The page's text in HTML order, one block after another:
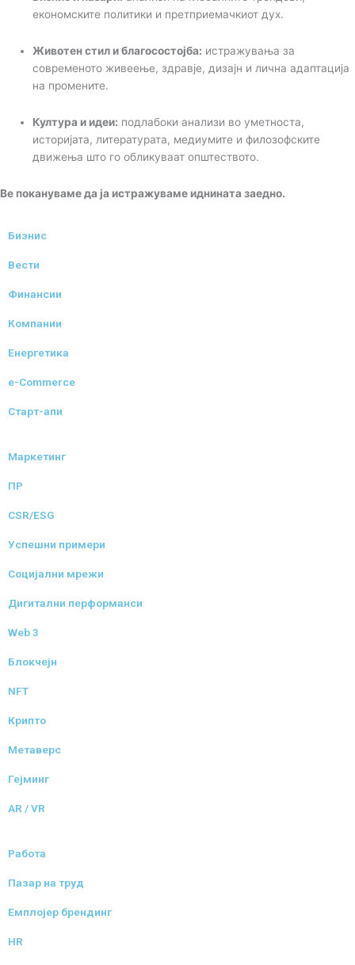
економските политики и претприемачкиот дух.
Животен стил и благосостојба: истражувања за
современото живеење, здравје, дизајн и лична адаптација
на промените.
Култура и идеи: подлабоки анализи во уметноста,
историјата, литературата, медиумите и филозофските
движења што го обликуваат општеството.
Ве покануваме да ја истражуваме иднината заедно.
Бизнис
Вести
Финансии
Компании
Енергетика
e-Commerce
Старт-апи
Маркетинг
ПР
CSR/ESG
Успешни примери
Социјални мрежи
Дигитални перформанси
Web 3
Блокчејн
NFT
Крипто
Метаверс
Гејминг
AR / VR
Работа
Пазар на труд
Емплојер брендинг
HR